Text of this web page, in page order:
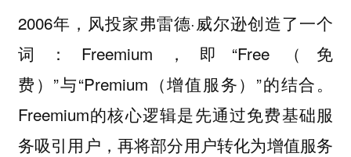
2006年，风投家弗雷德·威尔逊创造了一个
词：Freemium，即“Free（免
费）”与“Premium（增值服务）”的结合。
Freemium的核心逻辑是先通过免费基础服
务吸引用户，再将部分用户转化为增值服务